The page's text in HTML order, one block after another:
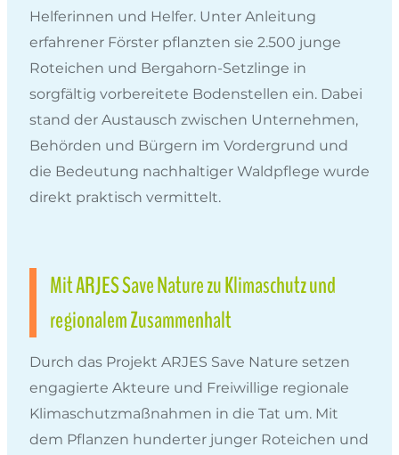
Helferinnen und Helfer. Unter Anleitung
erfahrener Förster pflanzten sie 2.500 junge
Roteichen und Bergahorn-Setzlinge in
sorgfältig vorbereitete Bodenstellen ein. Dabei
stand der Austausch zwischen Unternehmen,
Behörden und Bürgern im Vordergrund und
die Bedeutung nachhaltiger Waldpflege wurde
direkt praktisch vermittelt.
Mit ARJES Save Nature zu Klimaschutz und
regionalem Zusammenhalt
Durch das Projekt ARJES Save Nature setzen
engagierte Akteure und Freiwillige regionale
Klimaschutzmaßnahmen in die Tat um. Mit
dem Pflanzen hunderter junger Roteichen und